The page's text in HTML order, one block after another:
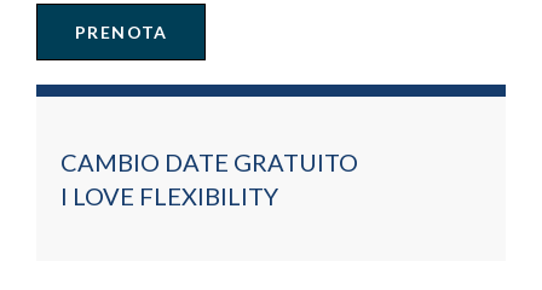
PRENOTA
CAMBIO DATE GRATUITO
I LOVE FLEXIBILITY